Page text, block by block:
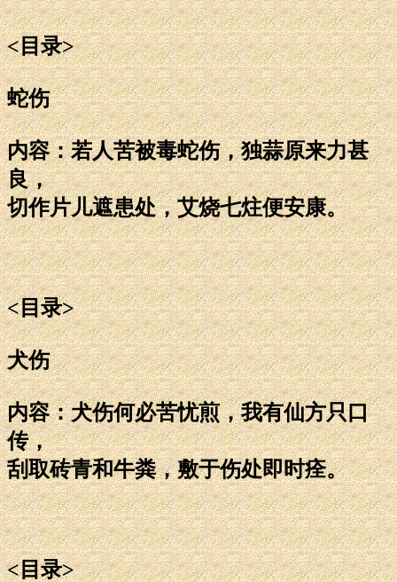
<目录>
蛇伤
内容：若人苦被毒蛇伤，独蒜原来力甚
良，
切作片儿遮患处，艾烧七炷便安康。
<目录>
犬伤
内容：犬伤何必苦忧煎，我有仙方只口
传，
刮取砖青和牛粪，敷于伤处即时痊。
<目录>